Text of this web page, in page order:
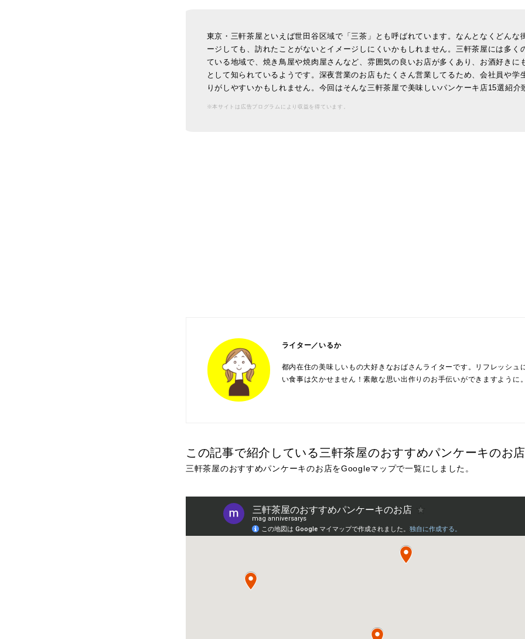
東京・三軒茶屋といえば世田谷区域で「三茶」とも呼ばれています。なんとなくどんな
ージしても、訪れたことがないとイメージしにくいかもしれません。三軒茶屋には多く
ている地域で、焼き鳥屋や焼肉屋さんなど、雰囲気の良いお店が多くあり、お酒好きに
として知られているようです。深夜営業のお店もたくさん営業してるため、会社員や学
りがしやすいかもしれません。今回はそんな三軒茶屋で美味しいパンケーキ店15選紹介
※本サイトは広告プログラムにより収益を得ています。
ライター／いるか
都内在住の美味しいもの大好きなおばさんライターです。リフレッシュ
い食事は欠かせません！素敵な思い出作りのお手伝いができますように。
この記事で紹介している三軒茶屋のおすすめパンケーキのお店
三軒茶屋のおすすめパンケーキのお店をGoogleマップで一覧にしました。